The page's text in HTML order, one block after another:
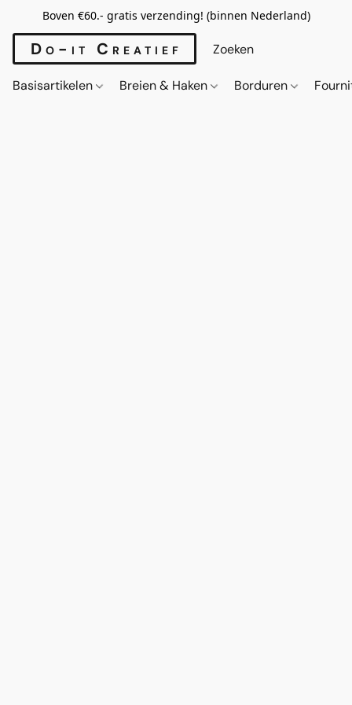
Boven €60.- gratis verzending! (binnen Nederland)
Do-it Creatief
Basisartikelen Breien & Haken Borduren